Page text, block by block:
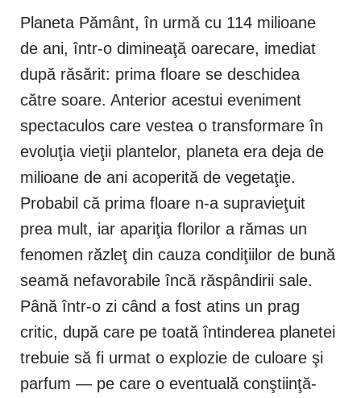
Planeta Pământ, în urmă cu 114 milioane
de ani, într-o dimineaţă oarecare, imediat
după răsărit: prima floare se deschidea
către soare. Anterior acestui eveniment
spectaculos care vestea o transformare în
evoluţia vieţii plantelor, planeta era deja de
milioane de ani acoperită de vegetaţie.
Probabil că prima floare n-a supravieţuit
prea mult, iar apariţia florilor a rămas un
fenomen răzleţ din cauza condiţiilor de bună
seamă nefavorabile încă răspândirii sale.
Până într-o zi când a fost atins un prag
critic, după care pe toată întinderea planetei
trebuie să fi urmat o explozie de culoare şi
parfum — pe care o eventuală conştiinţă-